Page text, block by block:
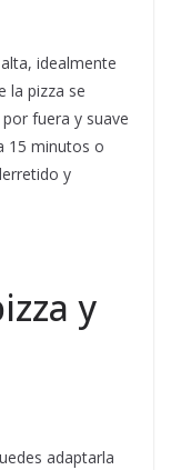
idealmente
la pizza se
fuera y suave
15 minutos o
y
y
adaptarla